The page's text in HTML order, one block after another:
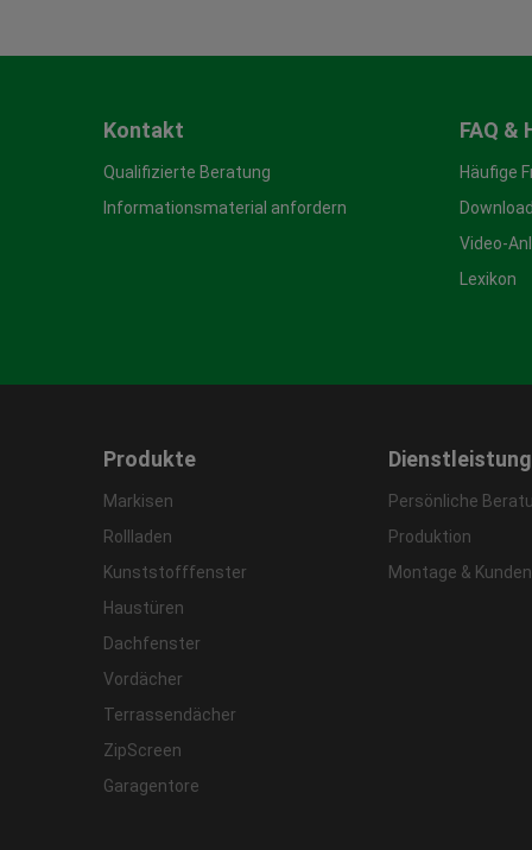
Kontakt
Qualifizierte Beratung
Informationsmaterial anfordern
FAQ &
Häufige
Video-
Lexikon
Produkte
Markisen
Rollladen
Kunststofffenster
Haustüren
Dachfenster
Vordächer
Terrassendächer
ZipScreen
Garagentore
Persönliche
Produktion
Montage &